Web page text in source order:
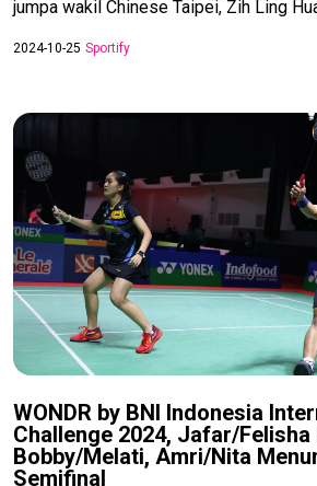
jumpa wakil Chinese Taipei, Zih Ling
2024-10-25 Sportify
WONDR by BNI Indonesia
Challenge 2024, Jafar/Felisha
Bobby/Melati, Amri/Nita
Semifinal